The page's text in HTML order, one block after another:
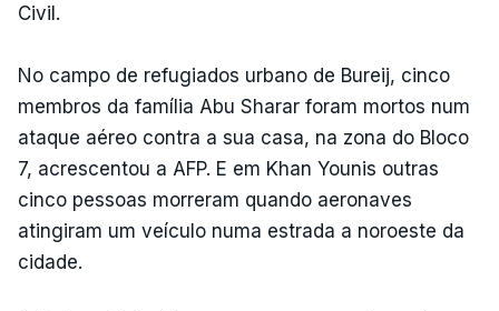
Civil.
No campo de refugiados urbano de Bureij, cinco
membros da família Abu Sharar foram mortos num
ataque aéreo contra a sua casa, na zona do Bloco
7, acrescentou a AFP. E em Khan Younis outras
cinco pessoas morreram quando aeronaves
atingiram um veículo numa estrada a noroeste da
cidade.